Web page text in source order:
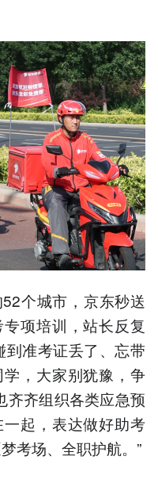
个城市，京东秒送
项培训，站长反复
到准考证丢了、忘带
，大家别犹豫，争
齐齐组织各类应急预
起，表达做好助考
考场、全职护航。”